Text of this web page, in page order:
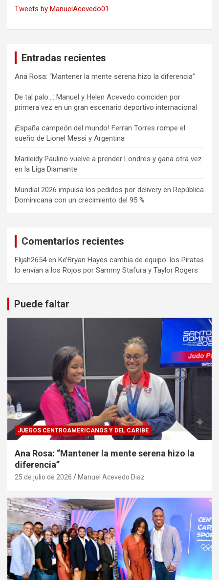
Tweets by ManuelAcevedo01
Entradas recientes
Ana Rosa: “Mantener la mente serena hizo la diferencia”
De tal palo…: Manuel y Helen Acevedo coinciden por
primera vez en un gran escenario deportivo internacional
¡España campeón del mundo! Ferran Torres rompe el
sueño de Lionel Messi y Argentina
Marileidy Paulino vuelve a prender Londres y gana otra vez
en la Liga Diamante
Mundial 2026 impulsa los pedidos por delivery en República
Dominicana con un crecimiento del 95 %
Comentarios recientes
Elijah2654en Ke’Bryan Hayes cambia de equipo: los Piratas
lo envían a los Rojos por Sammy Stafura y Taylor Rogers
Puede faltar
JUEGOS CENTROAMERICANOS Y DEL CARIBE
Ana Rosa: “Mantener la mente serena hizo la
diferencia”
25 de julio de 2026 Manuel Acevedo Diaz